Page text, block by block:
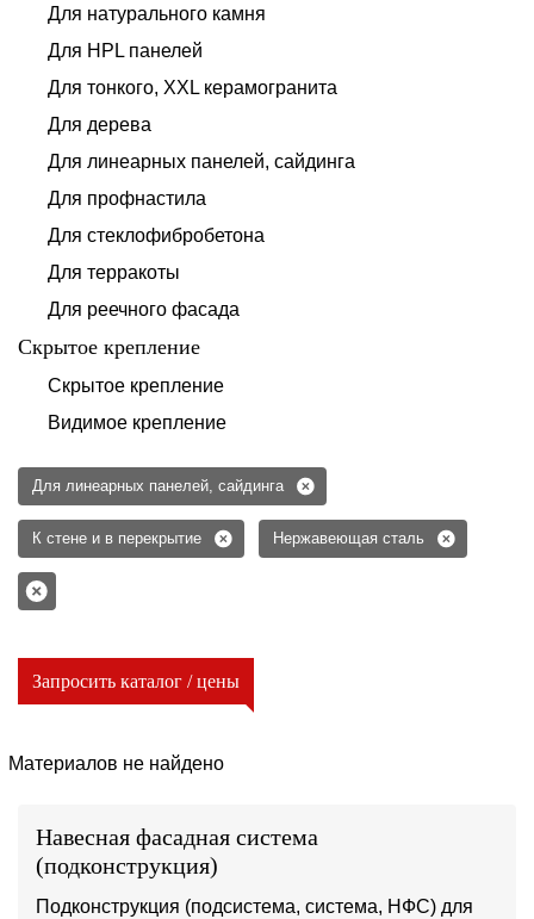
Для натурального камня
Для HPL панелей
Для тонкого, XXL керамогранита
Для дерева
Для линеарных панелей, сайдинга
Для профнастила
Для стеклофибробетона
Для терракоты
Для реечного фасада
Скрытое крепление
Скрытое крепление
Видимое крепление
Для линеарных панелей, сайдинга
К стене и в перекрытие Нержавеющая сталь
Запросить каталог / цены
Материалов не найдено
Навесная фасадная система
(подконструкция)
Подконструкция (подсистема, система, НФС) для